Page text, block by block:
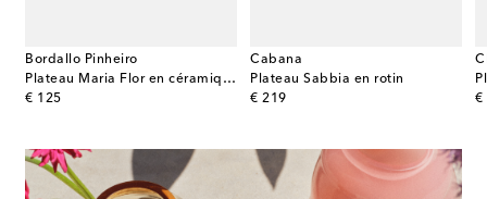
Bordallo Pinheiro
Plateau Maria Flor en céramique
€ 125
original price
Cabana
Plateau Sabbia en rotin
€ 219
original price €